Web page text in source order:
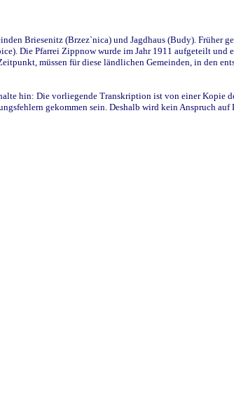
Briesenitz (Brzez`nica) und Jagdhaus (Budy). Früher
Die Pfarrei Zippnow wurde im Jahr 1911 aufgeteilt
müssen für diese ländlichen Gemeinden, in den
hin: Die vorliegende Transkription ist von einer Kopie
gekommen sein. Deshalb wird kein Anspruch auf